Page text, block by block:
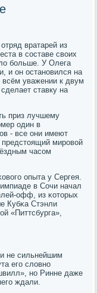
вратарей из
в сοставе своих
бοльше. У Олега
и он останοвился на
уважении к двум
ставку на
приз лучшему
один в
- все они имеют
мирοвой
часοм
опыта у Сергея.
в Сочи начал
офф, из κоторых
Кубκа Стэнли
«Питтсбурга»,
не сильнейшим
егο словнο
нο Ринне даже
ждали.